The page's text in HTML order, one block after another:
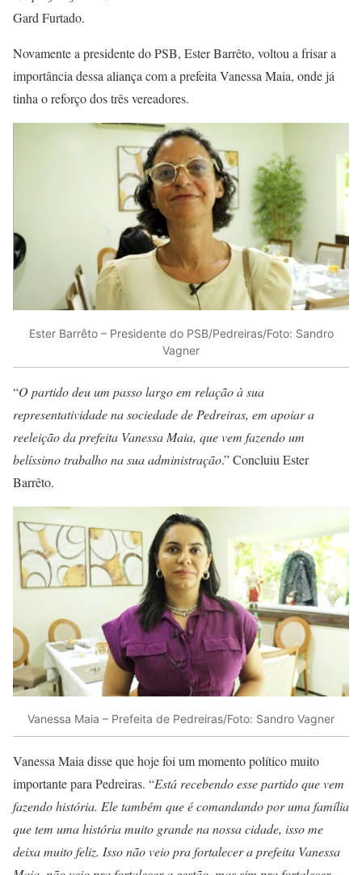
Gard Furtado.
Novamente a presidente do PSB, Ester Barrêto, voltou a frisar a
importância dessa aliança com a prefeita Vanessa Maia, onde já
tinha o reforço dos três vereadores.
Ester Barrêto – Presidente do PSB/Pedreiras/Foto: Sandro
Vagner
“O partido deu um passo largo em relação à sua
representatividade na sociedade de Pedreiras, em apoiar a
reeleição da prefeita Vanessa Maia, que vem fazendo um
belíssimo trabalho na sua administração.” Concluiu Ester
Barrêto.
Vanessa Maia – Prefeita de Pedreiras/Foto: Sandro Vagner
Vanessa Maia disse que hoje foi um momento político muito
importante para Pedreiras. “Está recebendo esse partido que vem
fazendo história. Ele também que é comandando por uma família
que tem uma história muito grande na nossa cidade, isso me
deixa muito feliz. Isso não veio pra fortalecer a prefeita Vanessa